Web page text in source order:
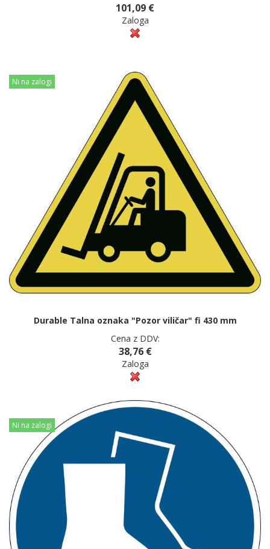
101,09 €
Zaloga
Ni na zalogi
Durable Talna oznaka "Pozor viličar" fi 430 mm
Cena z DDV:
38,76 €
Zaloga
Ni na zalogi